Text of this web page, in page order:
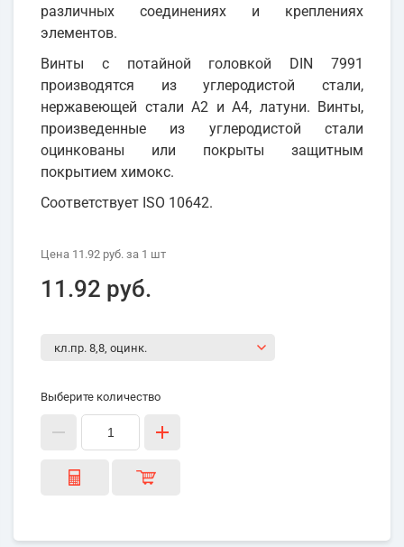
различных соединениях и креплениях
элементов.
Винты с потайной головкой DIN 7991
производятся из углеродистой стали,
нержавеющей стали А2 и А4, латуни. Винты,
произведенные из углеродистой стали
оцинкованы или покрыты защитным
покрытием химокс.
Соответствует ISO 10642.
Цена 11.92 руб. за 1 шт
11.92 руб.
Выберите количество